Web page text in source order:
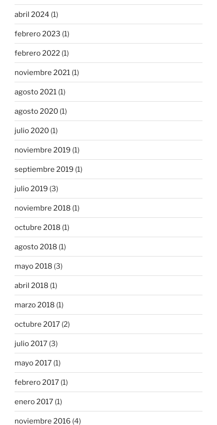
abril 2024 (1)
febrero 2023 (1)
febrero 2022 (1)
noviembre 2021 (1)
agosto 2021 (1)
agosto 2020 (1)
julio 2020 (1)
noviembre 2019 (1)
septiembre 2019 (1)
julio 2019 (3)
noviembre 2018 (1)
octubre 2018 (1)
agosto 2018 (1)
mayo 2018 (3)
abril 2018 (1)
marzo 2018 (1)
octubre 2017 (2)
julio 2017 (3)
mayo 2017 (1)
febrero 2017 (1)
enero 2017 (1)
noviembre 2016 (4)